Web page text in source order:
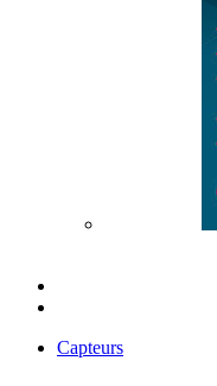
Capteurs